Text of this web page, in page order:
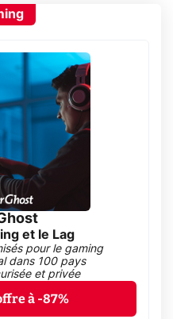
et le Lag
pour le gaming
dans 100 pays
et privée
à -87%